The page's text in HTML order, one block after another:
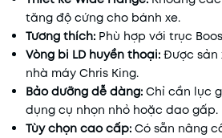
tăng độ cứng cho bánh xe.
Tương thích: Phù hợp với trục
Vòng bi LD huyền thoại: Được sản
nhà máy Chris King.
Bảo dưỡng dễ dàng: Chỉ cần lục
dụng cụ nhọn nhỏ hoặc dao gấp.
Tùy chọn cao cấp: Có sẵn nâng